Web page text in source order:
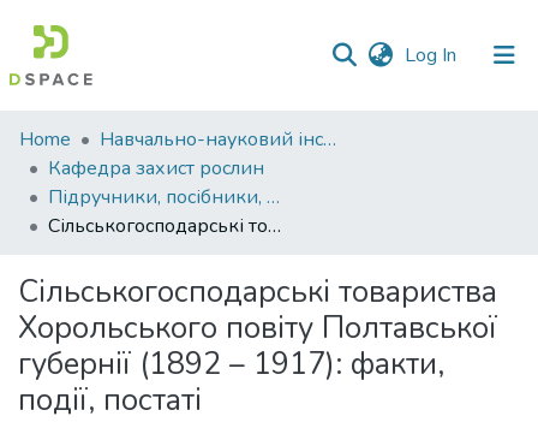
Log In (current)
Communities
&
Collections
Statistics
Home
Навчально-науковий інститут агротехнологій, селекції та екології
Кафедра захист рослин
Підручники, посібники, методичні рекомендації, монографії. Кафедра захист рослин
Сільськогосподарські товариства Хорольського повіту Полтавської губернії (1892 – 1917): факти, події, постаті
Сільськогосподарські товариства
Хорольського повіту Полтавської
губернії (1892 – 1917): факти,
події, постаті